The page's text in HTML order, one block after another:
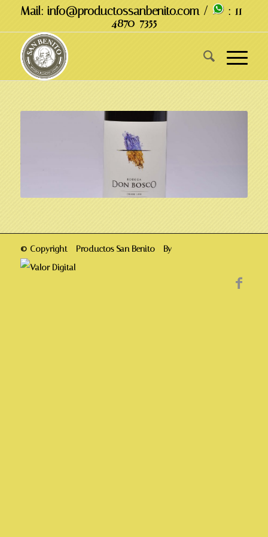
Mail: info@productossanbenito.com /
: 11-
4870-7355
© Copyright - Productos San Benito - By